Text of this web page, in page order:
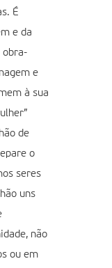
É
e da
obra-
e
à sua
de
o
seres
uns
não
ou em